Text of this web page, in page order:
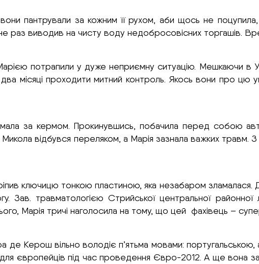
пантрували за кожним її рухом, аби щось не
раз виводив на чисту воду недобросовісних торгашів.
потрапили у дуже неприємну ситуацію. Мешкаючи в
місяці проходити митний контроль. Якось вони про цю
за кермом. Прокинувшись, побачила перед собою
Микола відбувся переляком, а Марія зазнала важких
ключицю тонкою пластиною, яка незабаром
Зав. травматологією Стрийської центральної
Марія тричі наголосила на тому, що цей фахівець –
де Керош вільно володіє п’ятьма мовами:
європейців під час проведення Євро-2012. А ще вона